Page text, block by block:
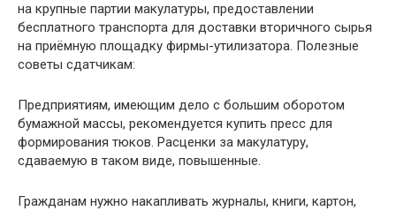
на крупные партии макулатуры, предоставлении
бесплатного транспорта для доставки вторичного сырья
на приёмную площадку фирмы-утилизатора. Полезные
советы сдатчикам:
Предприятиям, имеющим дело с большим оборотом
бумажной массы, рекомендуется купить пресс для
формирования тюков. Расценки за макулатуру,
сдаваемую в таком виде, повышенные.
Гражданам нужно накапливать журналы, книги, картон,